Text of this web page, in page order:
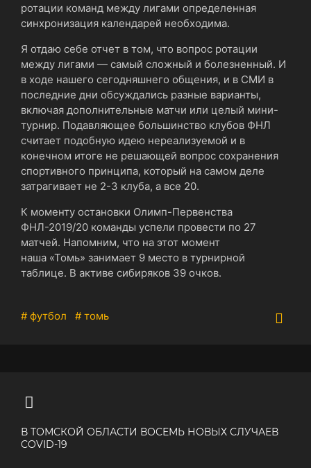
ротации команд между лигами определенная
синхронизация календарей необходима.
Я отдаю себе отчет в том, что вопрос ротации
между лигами ― самый сложный и болезненный. И
в ходе нашего сегодняшнего общения, и в СМИ в
последние дни обсуждались разные варианты,
включая дополнительные матчи или целый мини-
турнир. Подавляющее большинство клубов ФНЛ
считает подобную идею нереализуемой и в
конечном итоге не решающей вопрос сохранения
спортивного принципа, который на самом деле
затрагивает не 2-3 клуба, а все 20.
К моменту остановки Олимп-Первенства
ФНЛ-2019/20 команды успели провести по 27
матчей. Напомним, что на этот момент
наша «Томь» занимает 9 место в турнирной
таблице. В активе сибиряков 39 очков.
# футбол # томь
В ТОМСКОЙ ОБЛАСТИ ВОСЕМЬ НОВЫХ СЛУЧАЕВ
COVID-19